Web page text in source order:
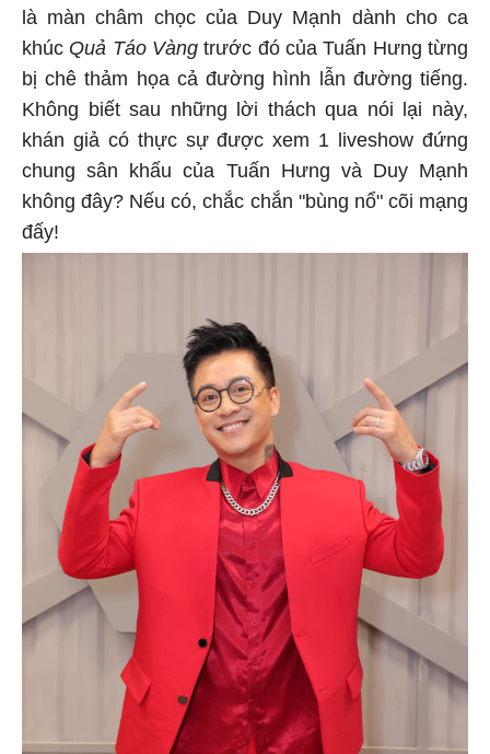
là màn châm chọc của Duy Mạnh dành cho ca
khúc Quả Táo Vàngtrước đó của Tuấn Hưng từng
bị chê thảm họa cả đường hình lẫn đường tiếng.
Không biết sau những lời thách qua nói lại này,
khán giả có thực sự được xem 1 liveshow đứng
chung sân khấu của Tuấn Hưng và Duy Mạnh
không đây? Nếu có, chắc chắn "bùng nổ" cõi mạng
đấy!